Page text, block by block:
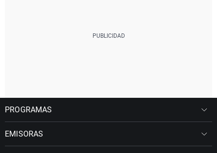
PROGRAMAS
EMISORAS